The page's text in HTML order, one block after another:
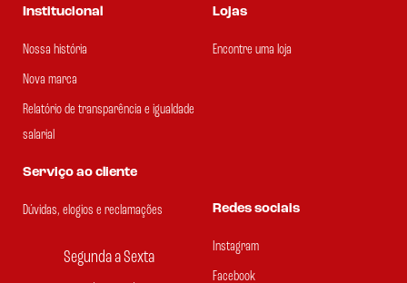
Institucional
Nossa história
Nova marca
Relatório de transparência e igualdade
salarial
Lojas
Encontre uma loja
Serviço ao cliente
Dúvidas, elogios e reclamações
Segunda a Sexta
Redes sociais
Instagram
Facebook